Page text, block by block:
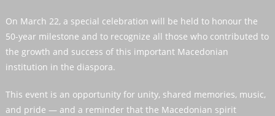
On March 22, a special celebration will be held to honour the
50-year milestone and to recognize all those who contributed to
the growth and success of this important Macedonian
institution in the diaspora.
This event is an opportunity for unity, shared memories, music,
and pride — and a reminder that the Macedonian spirit